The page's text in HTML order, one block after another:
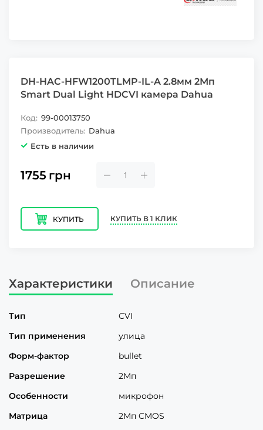
DH-HAC-HFW1200TLMP-IL-A 2.8мм 2Мп
Smart Dual Light HDCVI камера Dahua
Код: 99-00013750
Производитель: Dahua
Есть в наличии
1755 грн
КУПИТЬ КУПИТЬ В 1 КЛИК
Характеристики Описание
Тип
CVI
Тип применения
улица
Форм-фактор
bullet
Разрешение
2Мп
Особенности
микрофон
Матрица
2Мп CMOS